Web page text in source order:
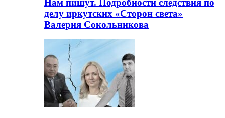
делу иркутских «Сторон света»
Валерия Сокольникова